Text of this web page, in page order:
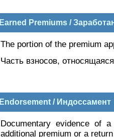
Earned Premiums /
The portion of the premium
Часть взносов,
Endorsement / Индоссамент
Documentary evidence of
additional premium or a